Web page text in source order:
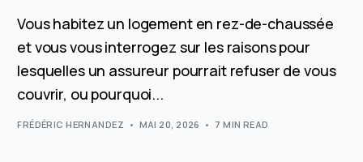
Vous habitez un logement en rez-de-chaussée
et vous vous interrogez sur les raisons pour
lesquelles un assureur pourrait refuser de vous
couvrir, ou pourquoi...
FRÉDÉRIC HERNANDEZ MAI 20, 2026 7 MIN READ